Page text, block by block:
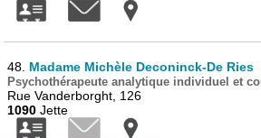
48. Madame Michèle Deconinck-De Ries
Psychothérapeute analytique individuel et
Rue Vanderborght, 126
1090 Jette